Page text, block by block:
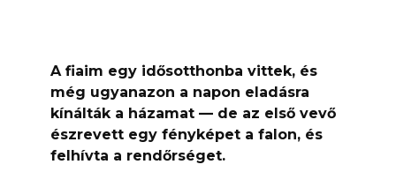
A fiaim egy idősotthonba vittek, és
még ugyanazon a napon eladásra
kínálták a házamat — de az első vevő
észrevett egy fényképet a falon, és
felhívta a rendőrséget.